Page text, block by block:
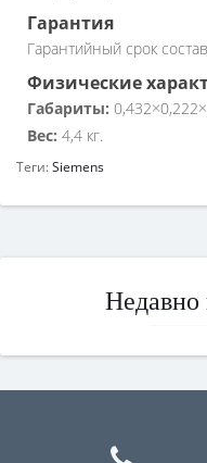
Гарантия
Гарантийный срок
Физические
Габариты:
Вес: 4,4 кг.
Теги:Siemens
Недавно